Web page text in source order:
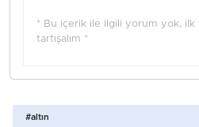
* Bu içerik ile ilgili yorum yok, ilk
tartışalım *
#altın